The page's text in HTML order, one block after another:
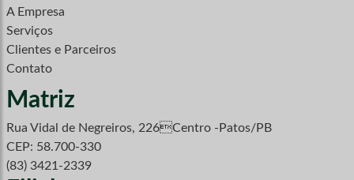
A Empresa
Serviços
Clientes e Parceiros
Contato
Matriz
Rua Vidal de Negreiros, 226Centro -Patos/PB
CEP: 58.700-330
(83) 3421-2339